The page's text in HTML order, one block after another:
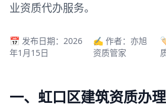
业资质代办服务。
📅 发布日期：2026
年1月15日
✍️ 作者：亦旭
资质管家
一、虹口区建筑资质办